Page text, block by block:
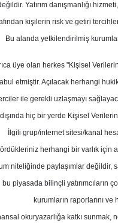
Yapı Kredi Yatırım
Fiyat
22 Nisan 2026
Yatırım danışmanlığı
kişilerin risk ve getiri
Bu alanda yetkilendirilmiş
üye olan herkes "Kişisel
etmiştir. Açılacak herhangi
ile gerekli uzlaşmayı
dışında hiç bir yerde Kişisel
İlgili grup/internet sitesi/kanal
herhangi bir varlık için
niteliğinde paylaşımlar değildir,
bu piyasada bilinçli yatırımcıların
kurumların raporlarını ve
okuryazarlığa katkı sunmak,